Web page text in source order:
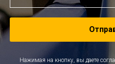
Нажимая на кнопку, вы даете